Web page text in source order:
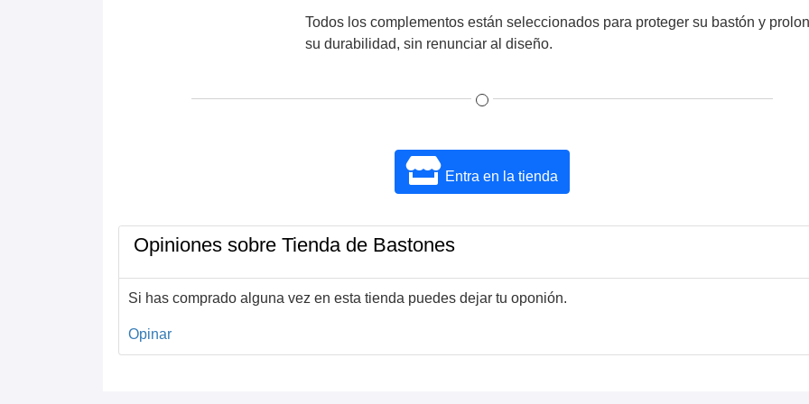
Todos los complementos están seleccionados para proteger su bastón y
su durabilidad, sin renunciar al diseño.
Entra en la tienda
Opiniones sobre Tienda de Bastones
Si has comprado alguna vez en esta tienda puedes dejar tu oponión.
Opinar